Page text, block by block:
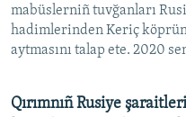
mabüslerniñ tuvğanları
hadimlerinden Keriç
aytmasını talap ete. 2020
Qırımnıñ Rusiye